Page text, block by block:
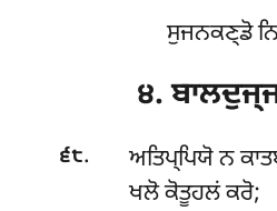
ਸੁਜਨਕਣ੍ਡੋ
੪.
੬੮.
ਅਤਿਪ੍ਪਿਯੋ ਨ
ਖਲੋ ਕੋਤੂਹਲਂ ਕਰੋ;